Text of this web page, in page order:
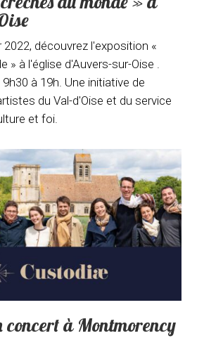
découvrez l'exposition «
» à l'église d'Auvers-sur-Oise .
à 19h. Une initiative de
du Val-d'Oise et du service
et foi.
concert à Montmorency